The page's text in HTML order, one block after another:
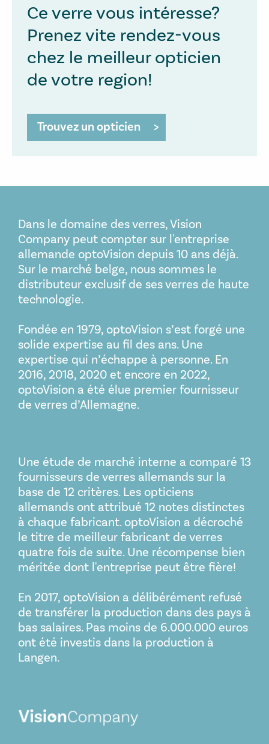
Ce verre vous intéresse?
Prenez vite rendez-vous
chez le meilleur opticien
de votre region!
Trouvez un opticien
Dans le domaine des verres, Vision
Company peut compter sur l'entreprise
allemande optoVision depuis 10 ans déjà.
Sur le marché belge, nous sommes le
distributeur exclusif de ses verres de haute
technologie.
Fondée en 1979, optoVision s’est forgé une
solide expertise au fil des ans. Une
expertise qui n’échappe à personne. En
2016, 2018, 2020 et encore en 2022,
optoVision a été élue premier fournisseur
de verres d’Allemagne.
Une étude de marché interne a comparé 13
fournisseurs de verres allemands sur la
base de 12 critères. Les opticiens
allemands ont attribué 12 notes distinctes
à chaque fabricant. optoVision a décroché
le titre de meilleur fabricant de verres
quatre fois de suite. Une récompense bien
méritée dont l'entreprise peut être fière!
En 2017, optoVision a délibérément refusé
de transférer la production dans des pays à
bas salaires. Pas moins de 6.000.000 euros
ont été investis dans la production à
Langen.